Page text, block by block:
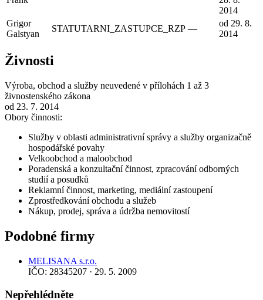
2014
Grigor
Galstyan
STATUTARNI_ZASTUPCE_RZP —
od 29. 8.
2014
Živnosti
Výroba, obchod a služby neuvedené v přílohách 1 až 3
živnostenského zákona
od 23. 7. 2014
Obory činnosti:
Služby v oblasti administrativní správy a služby organizačně
hospodářské povahy
Velkoobchod a maloobchod
Poradenská a konzultační činnost, zpracování odborných
studií a posudků
Reklamní činnost, marketing, mediální zastoupení
Zprostředkování obchodu a služeb
Nákup, prodej, správa a údržba nemovitostí
Podobné firmy
MELISANA s.r.o.
IČO: 28345207 · 29. 5. 2009
Nepřehlédněte